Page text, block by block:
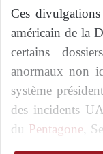
Ces
américain de la
certains
anormaux non
système
des incidents
du Pentagone,